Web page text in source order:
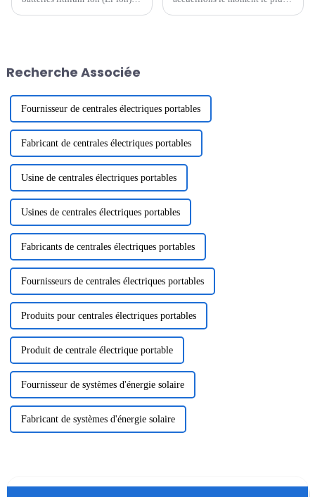
en batteries efficaces et
Recherche Associée
Fournisseur de centrales électriques portables
Fabricant de centrales électriques portables
Usine de centrales électriques portables
Usines de centrales électriques portables
Fabricants de centrales électriques portables
Fournisseurs de centrales électriques portables
Produits pour centrales électriques portables
Produit de centrale électrique portable
Fournisseur de systèmes d'énergie solaire
Fabricant de systèmes d'énergie solaire